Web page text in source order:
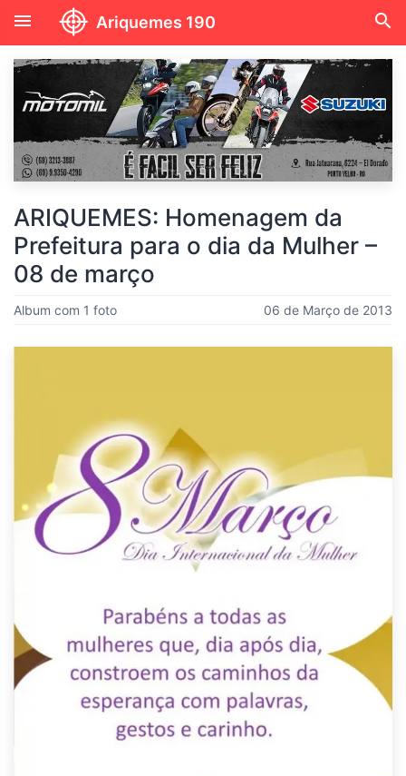
menu Ariquemes 190 search
ARIQUEMES: Homenagem da
Prefeitura para o dia da Mulher –
08 de março
Album com 1 foto 06 de Março de 2013